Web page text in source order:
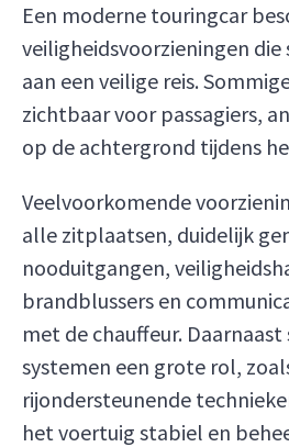
Een moderne touringcar
veiligheidsvoorzieningen die
aan een veilige reis.
zichtbaar voor passagiers,
op de achtergrond tijdens
Veelvoorkomende
alle zitplaatsen, duidelijk
nooduitgangen,
brandblussers en
met de chauffeur.
systemen een grote rol,
rijondersteunende
het voertuig stabiel en